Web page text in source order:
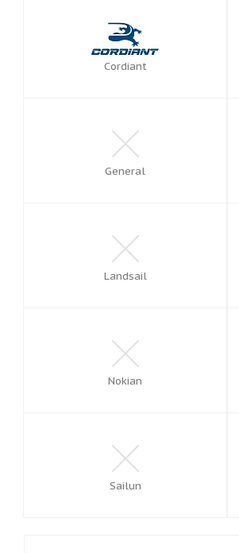
Cordiant
General
Landsail
Nokian
Sailun